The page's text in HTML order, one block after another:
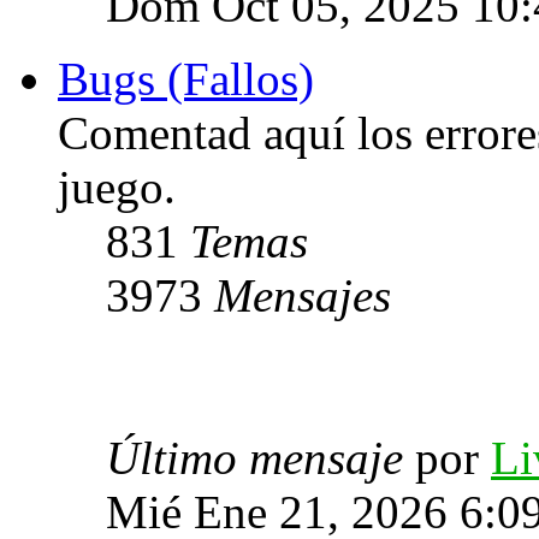
Bugs (Fallos)
Comentad aquí los
juego.
831 Temas
3973 Mensajes
Último mensaje por
Mié Ene 21, 2026